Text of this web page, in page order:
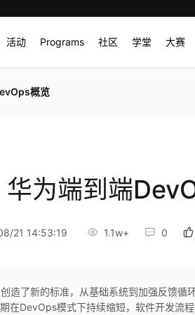
活动 Programs 社区 学堂 大赛
概览
华为端到端
21 14:53:19 1.1w+ 0
造了新的标准，从基础系统到加强反馈循
在DevOps模式下持续缩短，软件开发流